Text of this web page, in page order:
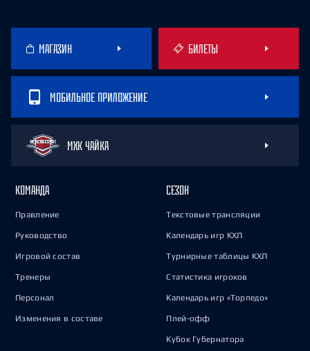
МАГАЗИН БИЛЕТЫ
МОБИЛЬНОЕ ПРИЛОЖЕНИЕ
МХК ЧАЙКА
КОМАНДА
Правление
Руководство
Игровой состав
Тренеры
Персонал
Изменения в составе
СЕЗОН
Текстовые трансляции
Календарь игр КХЛ
Турнирные таблицы КХЛ
Статистика игроков
Календарь игр «Торпедо»
Плей-офф
Кубок Губернатора